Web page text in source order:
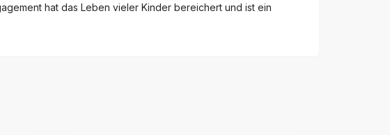
hat das Leben vieler Kinder bereichert und ist ein